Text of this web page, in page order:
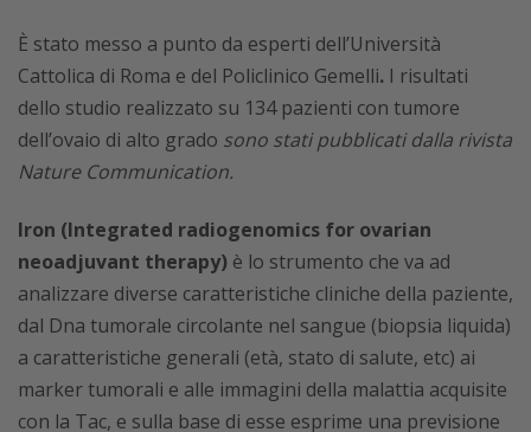
È stato messo a punto da esperti dell’Università
Cattolica di Roma e del Policlinico Gemelli. I risultati
dello studio realizzato su 134 pazienti con tumore
dell’ovaio di alto grado sono stati pubblicati dalla rivista
Nature Communication.
Iron (Integrated radiogenomics for ovarian
neoadjuvant therapy) è lo strumento che va ad
analizzare diverse caratteristiche cliniche della paziente,
dal Dna tumorale circolante nel sangue (biopsia liquida)
a caratteristiche generali (età, stato di salute, etc) ai
marker tumorali e alle immagini della malattia acquisite
con la Tac, e sulla base di esse esprime una previsione